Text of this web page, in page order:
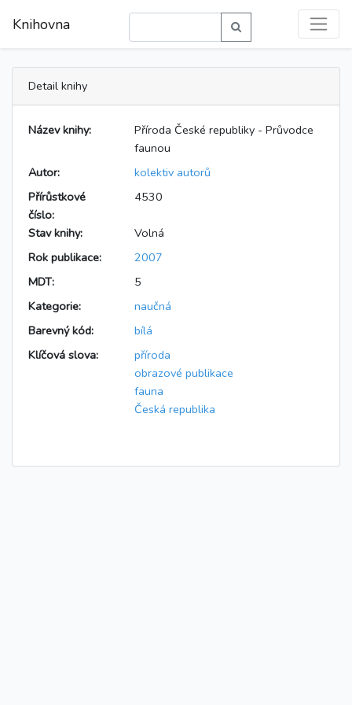
Knihovna
Detail knihy
Název knihy:
Příroda České republiky - Průvodce
faunou
Autor:
kolektiv autorů
Přírůstkové
číslo:
4530
Stav knihy:
Volná
Rok publikace:
2007
MDT:
5
Kategorie:
naučná
Barevný kód:
bílá
Klíčová slova:
příroda
obrazové publikace
fauna
Česká republika